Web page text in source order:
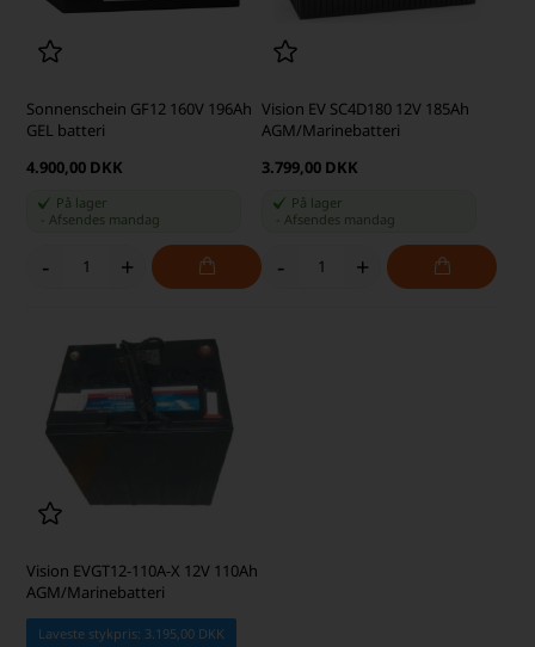
Sonnenschein GF12 160V 196Ah
GEL batteri
4.900,00 DKK
På lager
Afsendes mandag
- +
Vision EV SC4D180 12V 185Ah
AGM/Marinebatteri
3.799,00 DKK
På lager
Afsendes mandag
- +
Vision EVGT12-110A-X 12V 110Ah
AGM/Marinebatteri
Laveste stykpris: 3.195,00 DKK